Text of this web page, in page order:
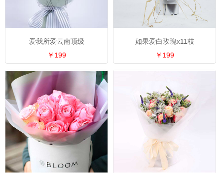
爱我所爱云南顶级
￥199
如果爱白玫瑰x11枝
￥199